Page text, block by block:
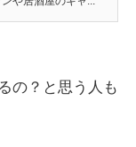
の？と思う人も